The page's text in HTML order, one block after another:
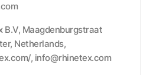
B.V, Maagdenburgstraat
Netherlands,
, info@rhinetex.com